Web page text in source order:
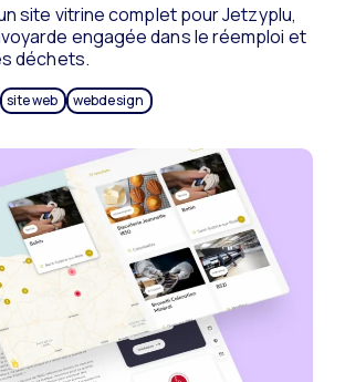
site vitrine complet pour Jetzyplu,
engagée dans le réemploi et
déchets.
site web webdesign